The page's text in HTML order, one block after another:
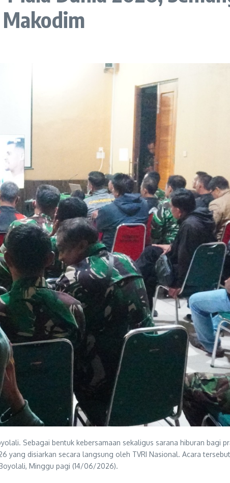
Sebagai bentuk kebersamaan sekaligus sarana hiburan bagi
disiarkan secara langsung oleh TVRI Nasional. Acara
Minggu pagi (14/06/2026).